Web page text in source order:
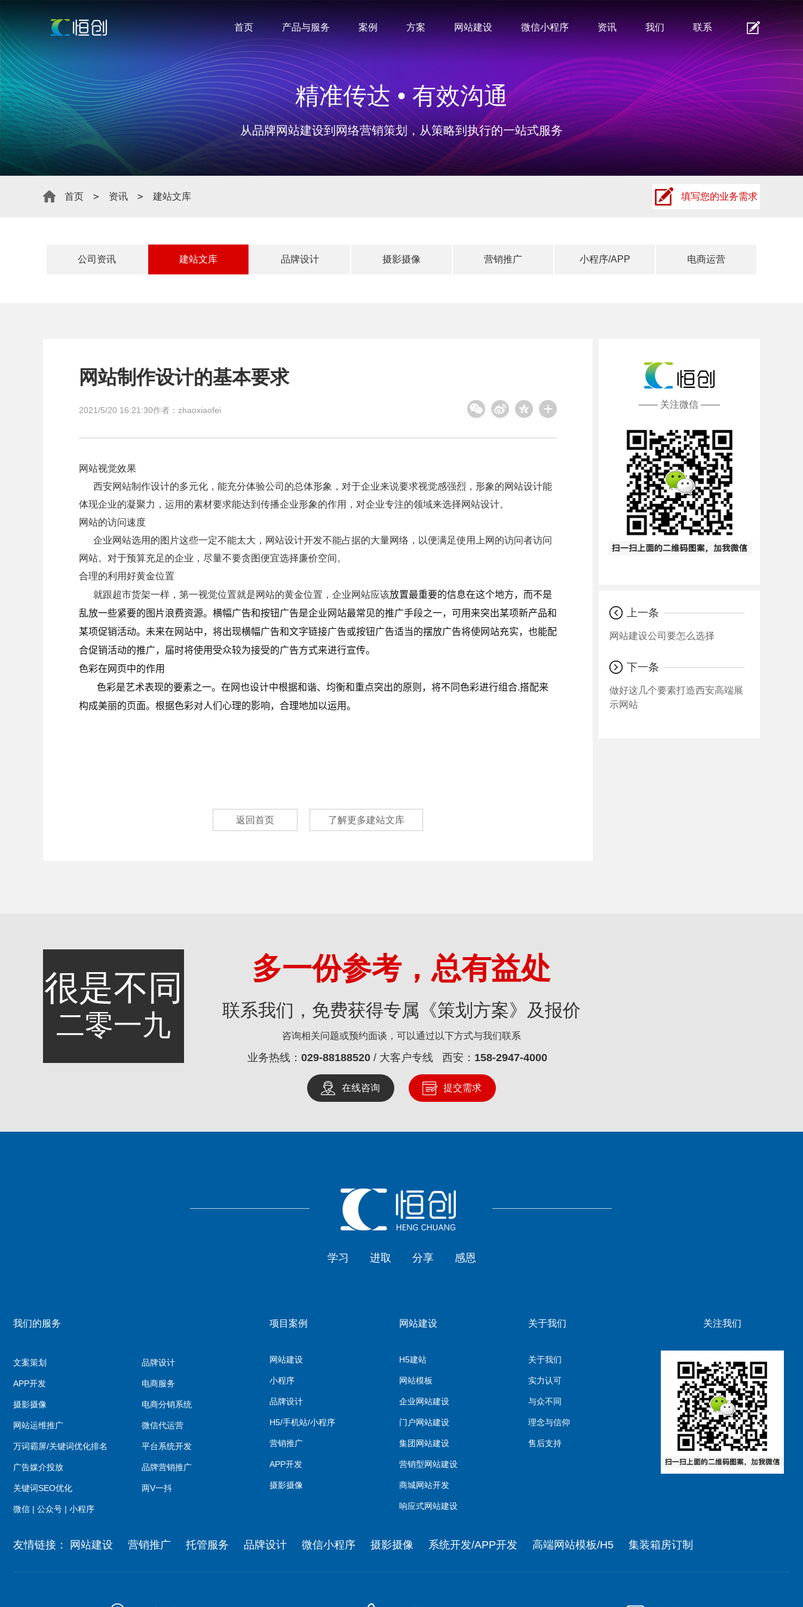
首页 产品与服务 案例 方案 网站建设 微信小程序 资讯 我们 联系
精准传达 • 有效沟通
从品牌网站建设到网络营销策划，从策略到执行的一站式服务
首页 资讯 建站文库 填写您的业务需求
公司资讯 建站文库 品牌设计 摄影摄像 营销推广 小程序/APP 电商运营
网站制作设计的基本要求
作者：zhaoxiaofei
2021/5/20 16:21:30
网站视觉效果
西安网站制作设计的多元化，能充分体验公司的总体形象，对于企业来说要求视觉感强烈，形象的网站设计能
体现企业的凝聚力，运用的素材要求能达到传播企业形象的作用，对企业专注的领域来选择网站设计。
网站的访问速度
企业网站选用的图片这些一定不能太大，网站设计开发不能占据的大量网络，以便满足使用上网的访问者访问
网站。对于预算充足的企业，尽量不要贪图便宜选择廉价空间。
合理的利用好黄金位置
就跟超市货架一样，第一视觉位置就是网站的黄金位置，企业网站应该放置最重要的信息在这个地方，而不是
乱放一些紧要的图片浪费资源。横幅广告和按钮广告是企业网站最常见的推广手段之一，可用来突出某项新产品和
某项促销活动。未来在网站中，将出现横幅广告和文字链接广告或按钮广告适当的摆放广告将使网站充实，也能配
合促销活动的推广，届时将使用受众较为接受的广告方式来进行宣传。
色彩在网页中的作用
色彩是艺术表现的要素之一。在网也设计中根据和谐、均衡和重点突出的原则，将不同色彩进行组合.搭配来
构成美丽的页面。根据色彩对人们心理的影响，合理地加以运用。
返回首页 了解更多建站文库
—— 关注微信 ——
上一条
网站建设公司要怎么选择
下一条
做好这几个要素打造西安高端展
示网站
很是不同
二零一九
多一份参考，总有益处
联系我们，免费获得专属《策划方案》及报价
咨询相关问题或预约面谈，可以通过以下方式与我们联系
业务热线： 029-88188520/ 大客户专线 西安： 158-2947-4000
在线咨询 提交需求
学习 进取 分享 感恩
我们的服务
文案策划 品牌设计
APP开发 电商服务
摄影摄像 电商分销系统
网站运维推广 微信代运营
万词霸屏/关键词优化排名 平台系统开发
广告媒介投放 品牌营销推广
关键词SEO优化 两V一抖
微信 | 公众号 | 小程序
项目案例
网站建设
小程序
品牌设计
H5/手机站/小程序
营销推广
APP开发
摄影摄像
网站建设
H5建站
网站模板
企业网站建设
门户网站建设
集团网站建设
营销型网站建设
商城网站开发
响应式网站建设
关于我们
关于我们
实力认可
与众不同
理念与信仰
售后支持
关注我们
友情链接： 网站建设 营销推广 托管服务 品牌设计 微信小程序 摄影摄像 系统开发/APP开发 高端网站模板/H5 集装箱房订制